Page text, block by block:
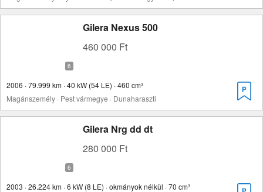
Gilera Nexus 500
460 000 Ft
2006 · 79.999 km · 40 kW (54 LE) · 460 cm³
Magánszemély · Pest vármegye · Dunaharaszti
Gilera Nrg dd dt
280 000 Ft
2003 · 26.224 km · 6 kW (8 LE) · okmányok nélkül · 70 cm³